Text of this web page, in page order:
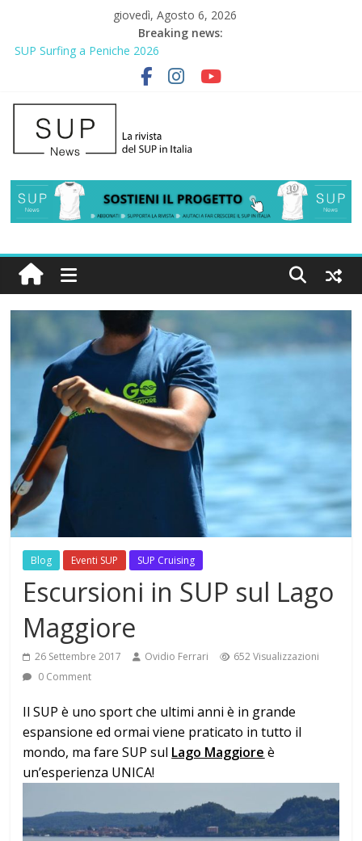
giovedì, Agosto 6, 2026
Breaking news:
SUP Surfing a Peniche 2026
AirSUP a Gallico: prima storica gara per Reggio Calabria
Gallico Paddle Fest 2026: sul lungomare di Gallico torna la festa
del SUP
Porto Selvaggio, a lezione di soccorso con la giornata della
prevenzione
2° Urban Sup Trophy: la regata solidale per lo IOR
Blog Eventi SUP SUP Cruising
Escursioni in SUP sul Lago
Maggiore
26 Settembre 2017 Ovidio Ferrari
652 Visualizzazioni
0 Comment
Il SUP è uno sport che ultimi anni è in grande
espansione ed ormai viene praticato in tutto il
mondo, ma fare SUP sul Lago Maggiore è
un’esperienza UNICA!